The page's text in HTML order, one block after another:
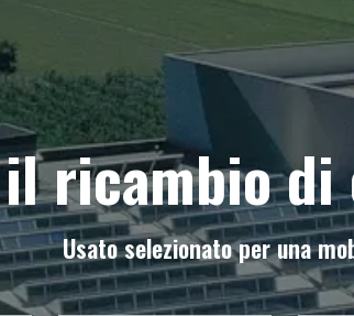
ricambio
Usato selezionato per una